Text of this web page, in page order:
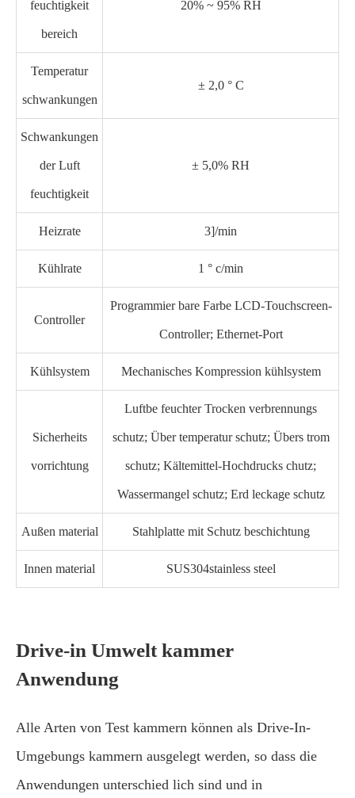
feuchtigkeit
bereich
20% ~ 95% RH
Temperatur
schwankungen
± 2,0 ° C
Schwankungen
der Luft
feuchtigkeit
± 5,0% RH
Heizrate 3]/min
Kühlrate 1 ° c/min
Controller
Programmier bare Farbe LCD-Touchscreen-
Controller; Ethernet-Port
Kühlsystem Mechanisches Kompression kühlsystem
Sicherheits
vorrichtung
Luftbe feuchter Trocken verbrennungs
schutz; Über temperatur schutz; Übers trom
schutz; Kältemittel-Hochdrucks chutz;
Wassermangel schutz; Erd leckage schutz
Außen material Stahlplatte mit Schutz beschichtung
Innen material SUS304stainless steel
Drive-in Umwelt kammer
Anwendung
Alle Arten von Test kammern können als Drive-In-
Umgebungs kammern ausgelegt werden, so dass die
Anwendungen unterschied lich sind und in